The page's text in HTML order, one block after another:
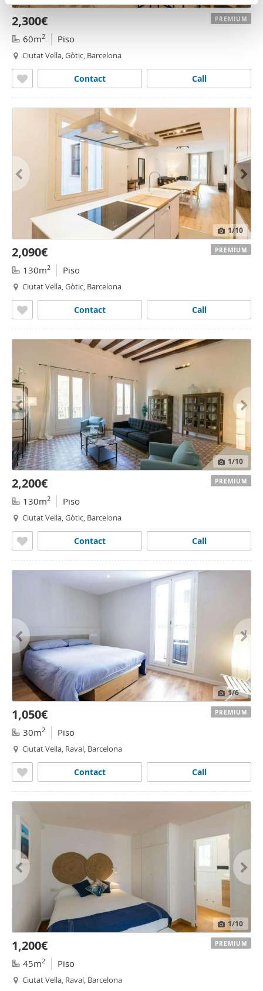
partir del uso que haya hecho de sus servicios.
n
2,300€
60m2 Piso
Ciutat Vella, Gòtic, Barcelona
Call
Contact
PREMIUM
1/10
2,090€
130m2 Piso
Ciutat Vella, Gòtic, Barcelona
Call
Contact
PREMIUM
1/10
2,200€
130m2 Piso
Ciutat Vella, Gòtic, Barcelona
Call
Contact
PREMIUM
1/6
1,050€
30m2 Piso
Ciutat Vella, Raval, Barcelona
Call
Contact
PREMIUM
1/10
1,200€
45m2 Piso
Ciutat Vella, Raval, Barcelona
PREMIUM